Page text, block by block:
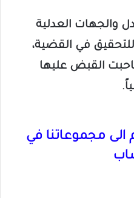
والجهات العدلية
في القضية،
القبض عليها
مجموعاتنا في